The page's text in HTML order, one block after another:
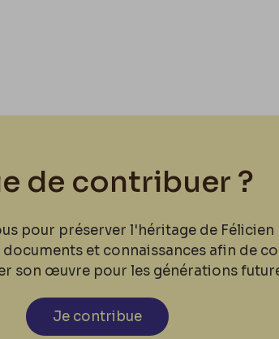
de contribuer ?
pour préserver l'héritage de Félicien
documents et connaissances afin de
son œuvre pour les générations
Je contribue